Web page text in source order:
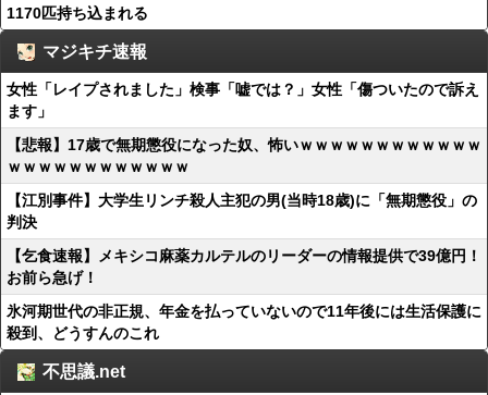
1170匹持ち込まれる
マジキチ速報
女性「レイプされました」検事「嘘では？」女性「傷ついたので訴え
ます」
【悲報】17歳で無期懲役になった奴、怖いｗｗｗｗｗｗｗｗｗｗｗｗ
ｗｗｗｗｗｗｗｗｗｗｗｗ
【江別事件】大学生リンチ殺人主犯の男(当時18歳)に「無期懲役」の
判決
【乞食速報】メキシコ麻薬カルテルのリーダーの情報提供で39億円！
お前ら急げ！
氷河期世代の非正規、年金を払っていないので11年後には生活保護に
殺到、どうすんのこれ
不思議.net